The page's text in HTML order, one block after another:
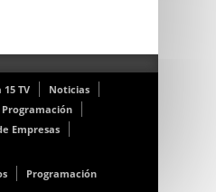
15 TV
Noticias
Programación
Empresas
Programación